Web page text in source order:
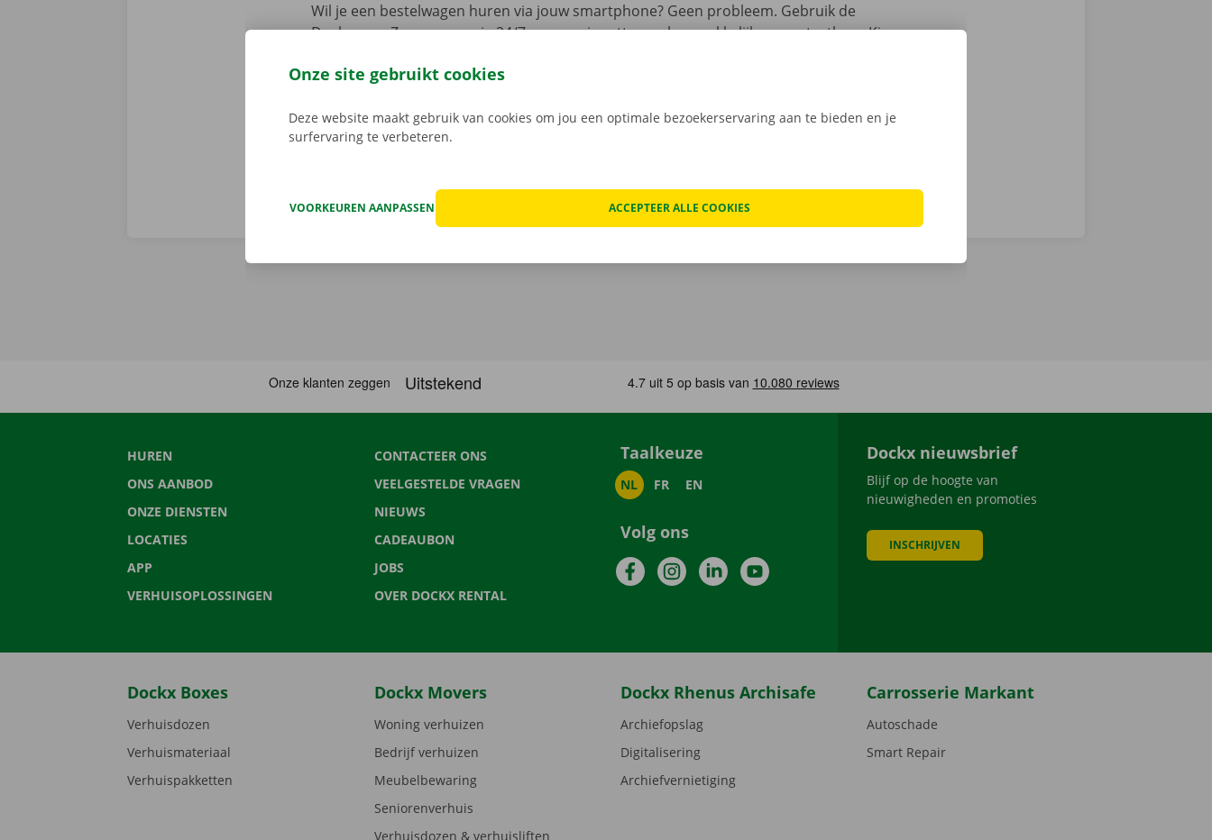
Wil je een bestelwagen huren via jouw smartphone? Geen probleem. Gebruik de
Dockx-app. Zo reserveer je 24/7 een camionette: snel, gemakkelijk en contactloos. Kies
Service Shop. Bij het ophalen open je de camionette eenvoudig met jouw digitale
HUREN
ONS AANBOD
ONZE DIENSTEN
LOCATIES
APP
VERHUISOPLOSSINGEN
CONTACTEER ONS
VEELGESTELDE VRAGEN
NIEUWS
CADEAUBON
JOBS
OVER DOCKX RENTAL
Taalkeuze
NL FR EN
Volg ons
FacebookInstagramLinkedInYouTube
Dockx nieuwsbrief
Blijf op de hoogte van
nieuwigheden en promoties
INSCHRIJVEN
Dockx Boxes
Verhuisdozen
Verhuismateriaal
Verhuispakketten
Dockx Movers
Woning verhuizen
Bedrijf verhuizen
Meubelbewaring
Seniorenverhuis
Verhuisdozen & verhuisliften
Dockx Rhenus Archisafe
Archiefopslag
Digitalisering
Archiefvernietiging
Carrosserie Markant
Autoschade
Smart Repair
Onze site gebruikt cookies
Deze website maakt gebruik van cookies om jou een optimale bezoekerservaring aan te bieden en je
surfervaring te verbeteren.
VOORKEUREN AANPASSEN ACCEPTEER ALLE COOKIES